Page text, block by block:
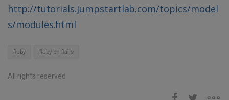
http://tutorials.jumpstartlab.com/topics/model
s/modules.html
Ruby Ruby on Rails
All rights reserved